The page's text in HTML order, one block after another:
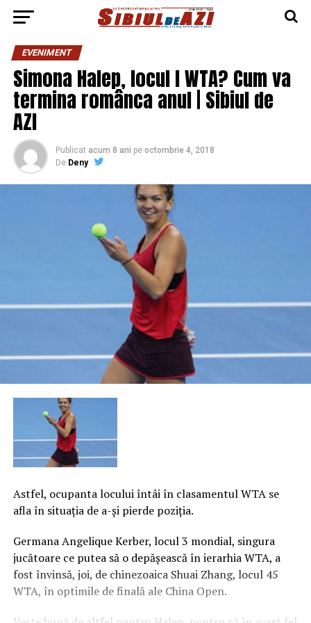
EVENIMENT
Simona Halep, locul l WTA? Cum va
termina românca anul | Sibiul de
AZI
Publicat acum 8 ani pe octombrie 4, 2018
De Deny
Astfel, ocupanta locului întâi în clasamentul WTA se
afla în situaţia de a-şi pierde poziţia.
Germana Angelique Kerber, locul 3 mondial, singura
jucătoare ce putea să o depăşească în ierarhia WTA, a
fost învinsă, joi, de chinezoaica Shuai Zhang, locul 45
WTA, în optimile de finală ale China Open.